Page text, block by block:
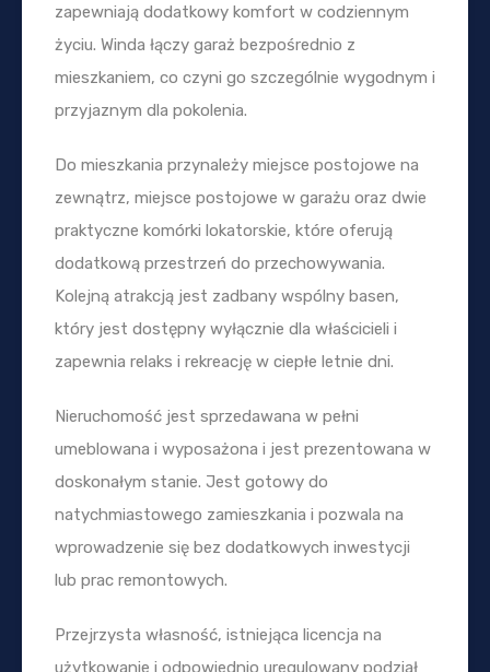
zapewniają dodatkowy komfort w codziennym
życiu. Winda łączy garaż bezpośrednio z
mieszkaniem, co czyni go szczególnie wygodnym i
przyjaznym dla pokolenia.
Do mieszkania przynależy miejsce postojowe na
zewnątrz, miejsce postojowe w garażu oraz dwie
praktyczne komórki lokatorskie, które oferują
dodatkową przestrzeń do przechowywania.
Kolejną atrakcją jest zadbany wspólny basen,
który jest dostępny wyłącznie dla właścicieli i
zapewnia relaks i rekreację w ciepłe letnie dni.
Nieruchomość jest sprzedawana w pełni
umeblowana i wyposażona i jest prezentowana w
doskonałym stanie. Jest gotowy do
natychmiastowego zamieszkania i pozwala na
wprowadzenie się bez dodatkowych inwestycji
lub prac remontowych.
Przejrzysta własność, istniejąca licencja na
użytkowanie i odpowiednio uregulowany podział